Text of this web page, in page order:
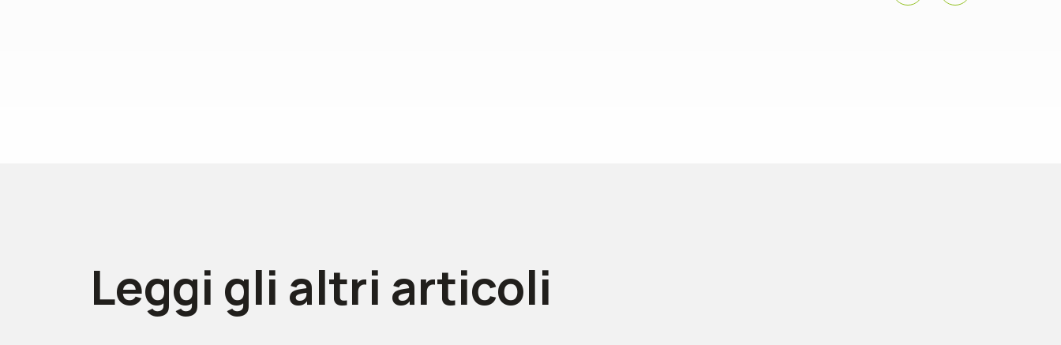
Leggi gli altri articoli